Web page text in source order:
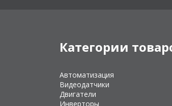
Категории
Автоматизация
Видеодатчики
Двигатели
Инверторы